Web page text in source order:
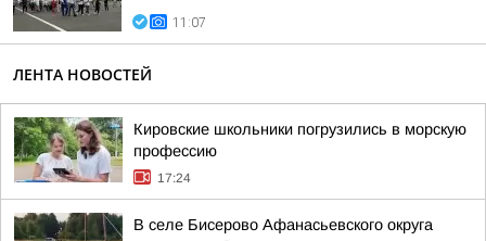
11:07
ЛЕНТА НОВОСТЕЙ
Кировские школьники погрузились в морскую
профессию
17:24
В селе Бисерово Афанасьевского округа